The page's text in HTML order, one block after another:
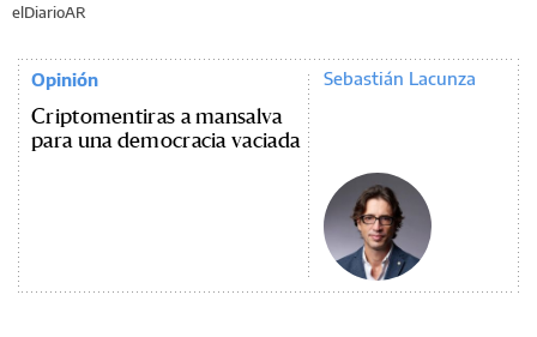
elDiarioAR
Opinión
Criptomentiras a mansalva
para una democracia vaciada
Sebastián Lacunza